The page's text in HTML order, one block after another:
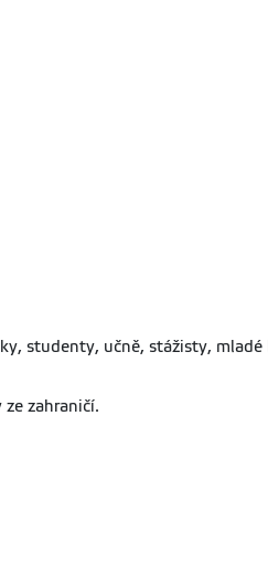
studenty, učně, stážisty,
zahraničí.